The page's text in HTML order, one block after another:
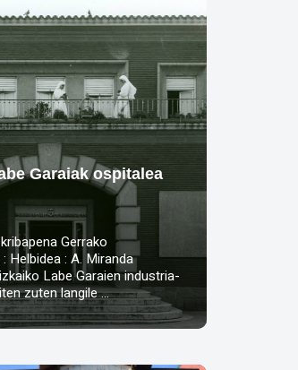
Garaiak ospitalea
Gerrako
Helbidea : A. Miranda
Labe Garaien industria-
zuten langile …